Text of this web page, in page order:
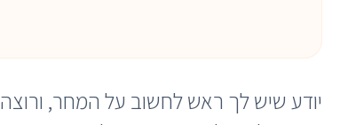
יודע שיש לך ראש לחשוב על המחר,